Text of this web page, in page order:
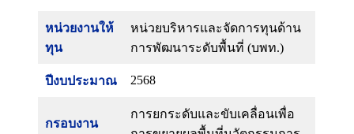
หน่วยงานให้
ทุน
หน่วยบริหารและจัดการทุนด้าน
การพัฒนาระดับพื้นที่ (บพท.)
ปีงบประมาณ 2568
กรอบงาน
การยกระดับและขับเคลื่อนเพื่อ